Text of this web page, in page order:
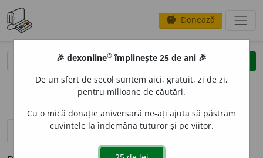
savings Donează
clear
opțiuni
definiții (1) pronunțievolume_up (2)
🎉 dexonline® împlinește 25 de ani 🎉
De un sfert de secol suntem aici, gratuit, zi de zi,
pentru milioane de căutări.
Cu o mică donație aniversară ne-ați ajuta să păstrăm
cuvintele la îndemâna tuturor și pe viitor.